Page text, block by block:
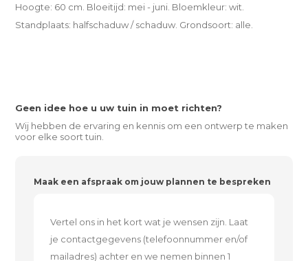
Hoogte: 60 cm. Bloeitijd: mei - juni. Bloemkleur: wit.
Standplaats: halfschaduw / schaduw. Grondsoort: alle.
Geen idee hoe u uw tuin in moet richten?
Wij hebben de ervaring en kennis om een ontwerp te maken
voor elke soort tuin.
Maak een afspraak om jouw plannen te bespreken